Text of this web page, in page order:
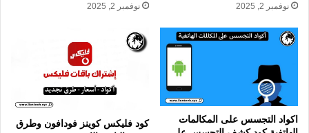
نوفمبر 2, 2025 نوفمبر 2, 2025
اكواد التجسس على المكالمات
كود فليكس كوينز فودافون وطرق